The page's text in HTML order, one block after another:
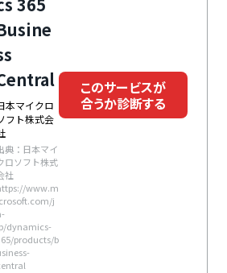
本マイクロ
フト株式会
典：日本マイ
ロソフト株式
社
www.m
j
dynamics-
products/b
このサービスが
合うか診断する